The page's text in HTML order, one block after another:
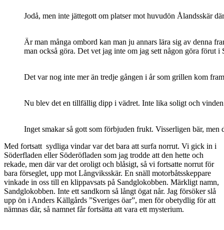
Jodå, men inte jättegott om platser mot huvudön Ålandsskär
Är man många ombord kan man ju annars lära sig av denna
man också göra. Det vet jag inte om jag sett någon göra förut
Det var nog inte mer än tredje gången i år som grillen kom
Nu blev det en tillfällig dipp i vädret. Inte lika soligt och
Inget smakar så gott som förbjuden frukt. Visserligen bär, men
Med fortsatt sydliga vindar var det bara att surfa norrut. Vi gick in i
Söderfladen eller Söderöfladen som jag trodde att den hette och
rekade, men där var det oroligt och blåsigt, så vi fortsatte norrut för
bara förseglet, upp mot Långviksskär. En snäll motorbåtsskeppare
vinkade in oss till en klippavsats på Sandglokobben. Märkligt namn,
Sandglokobben. Inte ett sandkorn så långt ögat når. Jag försöker slå
upp ön i Anders Källgårds ”Sveriges öar”, men för obetydlig för att
nämnas där, så namnet får fortsätta att vara ett mysterium.